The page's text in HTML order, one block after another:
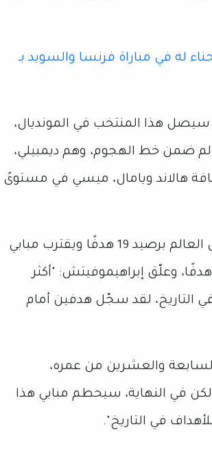
له في مباراة فرنسا والسويد بـ
هذا المنتخب في المونديال،
ضمن خط الهجوم، وهم ديمبيلي،
هالاند ويامال، ميسي في مستوىً
ويتصدر ميسي قائمة الهدافين التاريخين لكأس العالم برصيد 19 هدفًا ويقترب مبابي
منه بعدما سجل ثنائية أمام السويد ويملك 18 هدفًا، وعلّق إبراهيموفيتش: "أكثر
في التاريخ، لقد سجّل هدفين أمام
والعشرين من عمره،
في النهاية، سيحطم مبابي هذا
في التاريخ".